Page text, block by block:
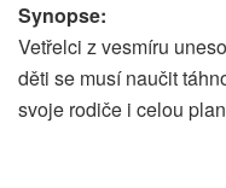
Synopse:
Vetřelci z vesmíru
děti se musí naučit
svoje rodiče i celou